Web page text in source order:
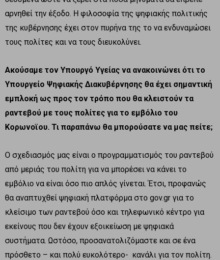
αρνηθεί την έξοδο. Η φιλοσοφία της ψηφιακής πολιτικής
της κυβέρνησης έχει στον πυρήνα της το να ενδυναμώσει
τους πολίτες και να τους διευκολύνει.
Ακούσαμε τον Υπουργό Υγείας να ανακοινώνει ότι το
Υπουργείο Ψηφιακής Διακυβέρνησης θα έχει σημαντική
εμπλοκή ως προς τον τρόπο που θα κλειστούν τα
ραντεβού με τους πολίτες για το εμβόλιο του
Κορωνοϊου. Τι παραπάνω θα μπορούσατε να μας πείτε;
Ο σχεδιασμός μας είναι ο προγραμματισμός του ραντεβού
από μεριάς του πολίτη για να μπορέσει να κάνει το
εμβόλιο να είναι όσο πιο απλός γίνεται. Έτσι, προφανώς
θα αναπτυχθεί ψηφιακή πλατφόρμα στο gov.gr για το
κλείσιμο των ραντεβού όσο και τηλεφωνικό κέντρο για
εκείνους που δεν έχουν εξοικείωση με ψηφιακά
συστήματα. Ωστόσο, προσανατολιζόμαστε και σε ένα
πρόσθετο – και πολύ ευκολότερο- κανάλι για τον πολίτη.